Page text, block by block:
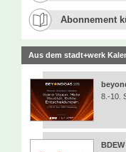
Abonnement
Aus dem stadt+werk
8.-10.